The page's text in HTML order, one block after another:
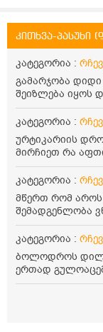
კითხვა-პასუხი
კატეგორია :
გამარჯობა
შეიზლება იყოს
კატეგორია :
ურტიკარიის
მირჩიეთ რა
ვერაბის კსეთი
კატეგორია :
მწერთ რომ აროს
შემადგენლობა
მითუმეტეს
კატეგორია :
ბოლოდროს
ერთად
ასატანია
ცემს
მოზეზები